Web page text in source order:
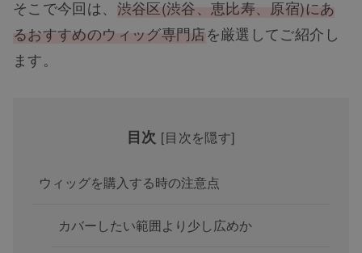
そこで今回は、 渋谷区(渋谷、恵比寿、原宿)にあ
るおすすめのウィッグ専門店を厳選してご紹介し
ます。
目次 [目次を隠す]
ウィッグを購入する時の注意点
カバーしたい範囲より少し広めか